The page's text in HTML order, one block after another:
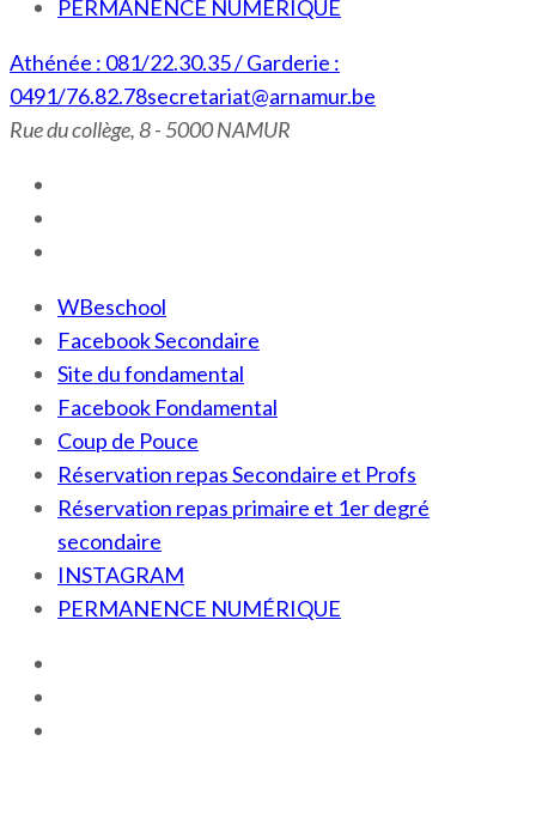
PERMANENCE NUMÉRIQUE
Athénée : 081/22.30.35 / Garderie :
0491/76.82.78secretariat@arnamur.be
Rue du collège, 8 - 5000 NAMUR
WBeschool
Facebook Secondaire
Site du fondamental
Facebook Fondamental
Coup de Pouce
Réservation repas Secondaire et Profs
Réservation repas primaire et 1er degré
secondaire
INSTAGRAM
PERMANENCE NUMÉRIQUE